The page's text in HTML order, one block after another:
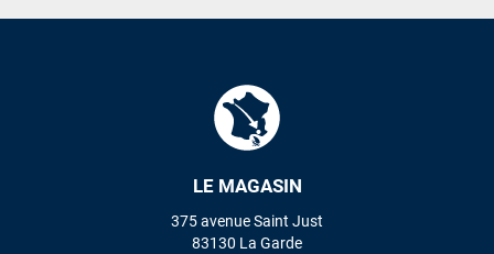
LE MAGASIN
375 avenue Saint Just
83130 La Garde